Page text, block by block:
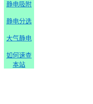
静电吸附
静电分选
大气静电
如何速查
本站